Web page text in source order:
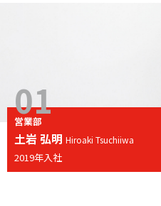
01
営業部
土岩 弘明 Hiroaki Tsuchiiwa
2019年入社